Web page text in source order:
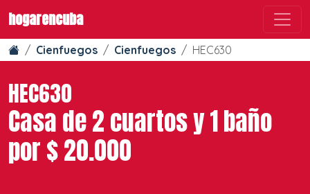
hogarencuba
Cienfuegos Cienfuegos HEC630
HEC630
Casa de 2 cuartos y 1 baño
por $ 20.000